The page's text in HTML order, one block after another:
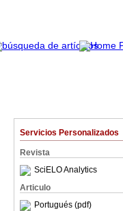
Servicios Personalizados
Revista
SciELO Analytics
Articulo
Portugués (pdf)